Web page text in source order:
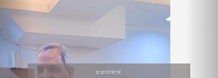
#डायरेक्टर्स